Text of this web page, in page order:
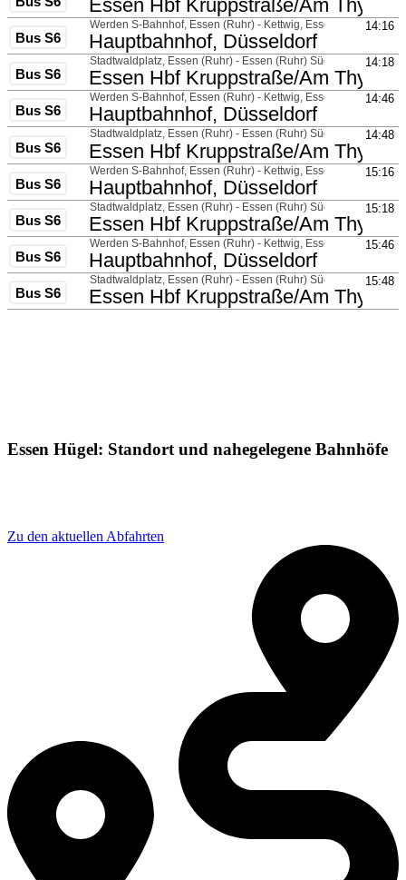
Essen Hügel: Standort und nahegelegene Bahnhöfe
Zu den aktuellen Abfahrten